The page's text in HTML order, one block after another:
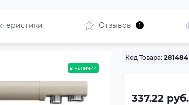
Отзывов 1
в наличии
Код Товара: 281484
337.22 руб.